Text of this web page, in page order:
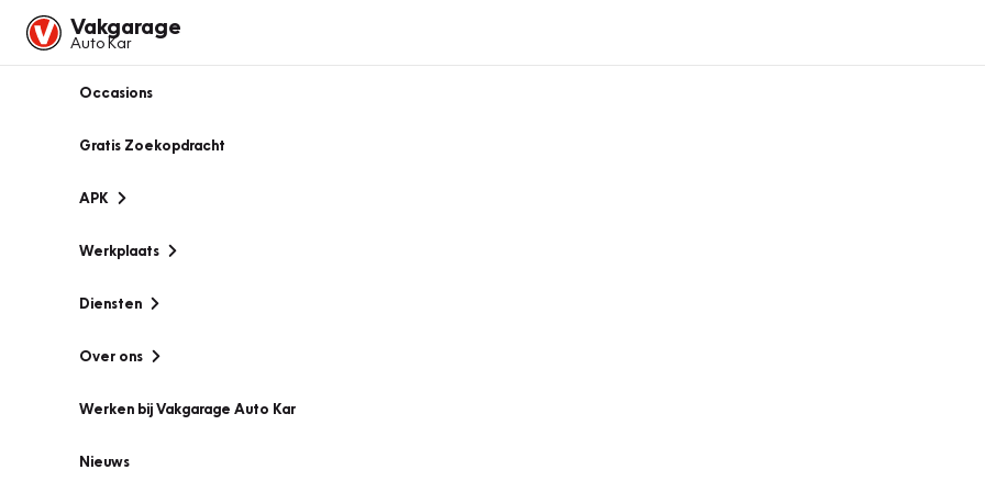
Vakgarage
Auto Kar
Occasions
Gratis Zoekopdracht
APK
Werkplaats
Diensten
Over ons
Werken bij Vakgarage Auto Kar
Nieuws